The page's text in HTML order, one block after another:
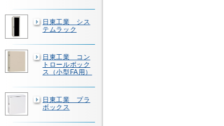
日東工業 シス
テムラック
日東工業 コン
トロールボック
ス（小型FA用）
日東工業 プラ
ボックス